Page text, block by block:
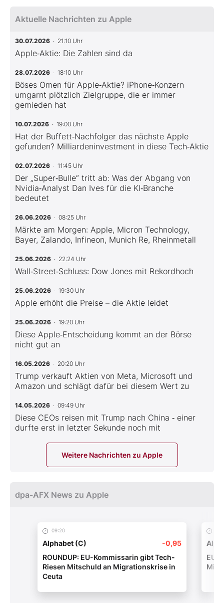
Aktuelle Nachrichten zu Apple
30.07.2026 · 21:10 Uhr
Apple‑Aktie: Die Zahlen sind da
28.07.2026 · 18:10 Uhr
Böses Omen für Apple‑Aktie? iPhone‑Konzern
umgarnt plötzlich Zielgruppe, die er immer
gemieden hat
10.07.2026 · 19:00 Uhr
Hat der Buffett‑Nachfolger das nächste Apple
gefunden? Milliardeninvestment in diese Tech‑Aktie
02.07.2026 · 11:45 Uhr
Der „Super‑Bulle“ tritt ab: Was der Abgang von
Nvidia‑Analyst Dan Ives für die KI‑Branche
bedeutet
26.06.2026 · 08:25 Uhr
Märkte am Morgen: Apple, Micron Technology,
Bayer, Zalando, Infineon, Munich Re, Rheinmetall
25.06.2026 · 22:24 Uhr
Wall‑Street‑Schluss: Dow Jones mit Rekordhoch
25.06.2026 · 19:30 Uhr
Apple erhöht die Preise – die Aktie leidet
25.06.2026 · 19:20 Uhr
Diese Apple‑Entscheidung kommt an der Börse
nicht gut an
16.05.2026 · 20:20 Uhr
Trump verkauft Aktien von Meta, Microsoft und
Amazon und schlägt dafür bei diesem Wert zu
14.05.2026 · 09:49 Uhr
Diese CEOs reisen mit Trump nach China ‑ einer
durfte erst in letzter Sekunde noch mit
Weitere Nachrichten zu Apple
dpa-AFX News zu Apple
09:20
Alphabet (C)
-0,95
ROUNDUP: EU-Kommissarin gibt Tech-
Riesen Mitschuld an Migrationskrise in
Ceuta
EU-